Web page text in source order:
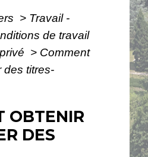
> Travail -
de travail
> Comment
des titres-
OBTENIR
DES